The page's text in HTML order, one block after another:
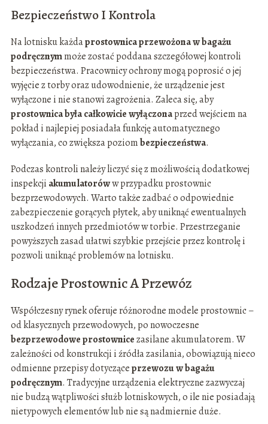
Bezpieczeństwo I Kontrola
Na lotnisku każdaprostownica przewożona w bagażu
podręcznymmoże zostać poddana szczegółowej kontroli
bezpieczeństwa. Pracownicy ochrony mogą poprosić o jej
wyjęcie z torby oraz udowodnienie, że urządzenie jest
wyłączone i nie stanowi zagrożenia. Zaleca się, aby
prostownica była całkowicie wyłączonaprzed wejściem na
pokład i najlepiej posiadała funkcję automatycznego
wyłączania, co zwiększa poziombezpieczeństwa.
Podczas kontroli należy liczyć się z możliwością dodatkowej
inspekcji akumulatoróww przypadku prostownic
bezprzewodowych. Warto także zadbać o odpowiednie
zabezpieczenie gorących płytek, aby uniknąć ewentualnych
uszkodzeń innych przedmiotów w torbie. Przestrzeganie
powyższych zasad ułatwi szybkie przejście przez kontrolę i
pozwoli uniknąć problemów na lotnisku.
Rodzaje Prostownic A Przewóz
Współczesny rynek oferuje różnorodne modele prostownic –
od klasycznych przewodowych, po nowoczesne
bezprzewodowe prostownicezasilane akumulatorem. W
zależności od konstrukcji i źródła zasilania, obowiązują nieco
odmienne przepisy dotycząceprzewozu w bagażu
podręcznym. Tradycyjne urządzenia elektryczne zazwyczaj
nie budzą wątpliwości służb lotniskowych, o ile nie posiadają
nietypowych elementów lub nie są nadmiernie duże.